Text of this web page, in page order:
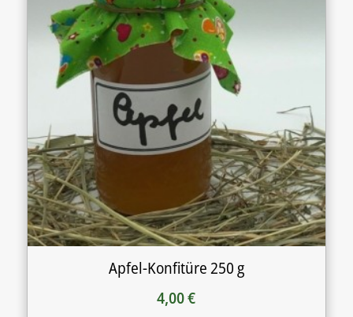
Apfel-Konfitüre 250 g
4,00€